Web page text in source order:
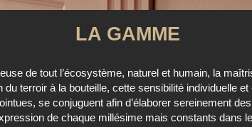
LA GAMME
de tout l’écosystème, naturel et humain, la
du terroir à la bouteille, cette sensibilité individuelle
se conjuguent afin d’élaborer sereinement
de chaque millésime mais constants dans